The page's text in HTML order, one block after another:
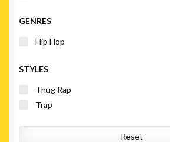
GENRES
Hip Hop
STYLES
Thug Rap
Trap
Reset